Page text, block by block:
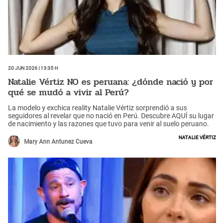
20 Jun 2026 | 13:35 h
Natalie Vértiz NO es peruana: ¿dónde nació y por
qué se mudó a vivir al Perú?
La modelo y exchica reality Natalie Vértiz sorprendió a sus
seguidores al revelar que no nació en Perú. Descubre AQUÍ su lugar
de nacimiento y las razones que tuvo para venir al suelo peruano.
Mary Ann Antunez Cueva
Natalie Vértiz